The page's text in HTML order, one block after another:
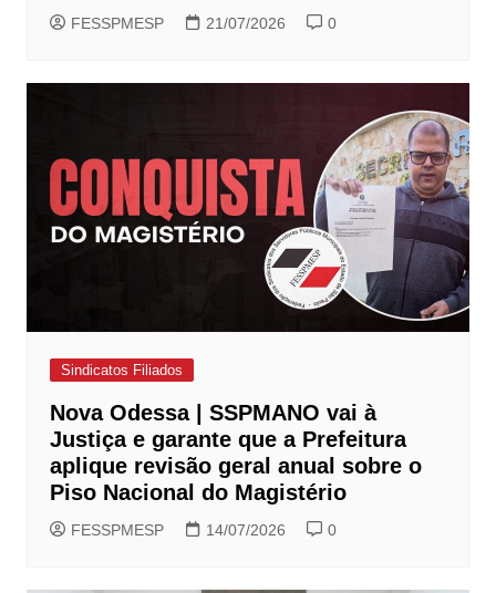
FESSPMESP 21/07/2026 0
Sindicatos Filiados
Nova Odessa | SSPMANO vai à
Justiça e garante que a Prefeitura
aplique revisão geral anual sobre o
Piso Nacional do Magistério
FESSPMESP 14/07/2026 0